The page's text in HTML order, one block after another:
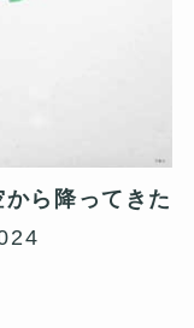
ら降ってきた